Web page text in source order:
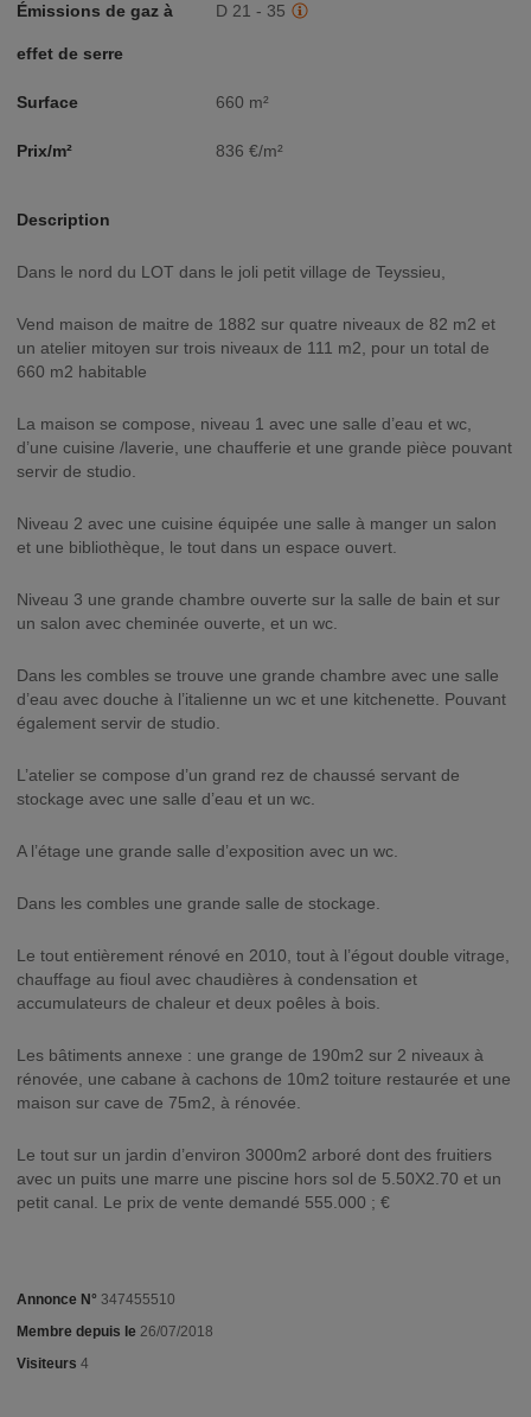
Émissions de gaz à
effet de serre
D 21 - 35
Surface 660 m²
Prix/m² 836 €/m²
Description
Dans le nord du LOT dans le joli petit village de Teyssieu,
Vend maison de maitre de 1882 sur quatre niveaux de 82 m2 et
un atelier mitoyen sur trois niveaux de 111 m2, pour un total de
660 m2 habitable
La maison se compose, niveau 1 avec une salle d’eau et wc,
d’une cuisine /laverie, une chaufferie et une grande pièce pouvant
servir de studio.
Niveau 2 avec une cuisine équipée une salle à manger un salon
et une bibliothèque, le tout dans un espace ouvert.
Niveau 3 une grande chambre ouverte sur la salle de bain et sur
un salon avec cheminée ouverte, et un wc.
Dans les combles se trouve une grande chambre avec une salle
d’eau avec douche à l’italienne un wc et une kitchenette. Pouvant
également servir de studio.
L’atelier se compose d’un grand rez de chaussé servant de
stockage avec une salle d’eau et un wc.
A l’étage une grande salle d’exposition avec un wc.
Dans les combles une grande salle de stockage.
Le tout entièrement rénové en 2010, tout à l’égout double vitrage,
chauffage au fioul avec chaudières à condensation et
accumulateurs de chaleur et deux poêles à bois.
Les bâtiments annexe : une grange de 190m2 sur 2 niveaux à
rénovée, une cabane à cachons de 10m2 toiture restaurée et une
maison sur cave de 75m2, à rénovée.
Le tout sur un jardin d’environ 3000m2 arboré dont des fruitiers
avec un puits une marre une piscine hors sol de 5.50X2.70 et un
petit canal. Le prix de vente demandé 555.000 ; €
Annonce N° 347455510
Membre depuis le 26/07/2018
Visiteurs 4